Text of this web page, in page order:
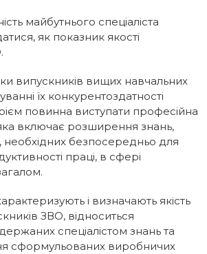
майбутнього спеціаліста
як показник якості
випускників вищих навчальних
їх конкурентоздатності
повинна виступати професійна
включає розширення знань,
необхідних безпосередньо для
праці, в сфері
і визначають якість
ЗВО, відноситься
спеціалістом знань та
сформульованих виробничих